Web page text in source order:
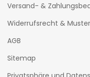
Versand- &
Widerrufsrecht &
AGB
Sitemap